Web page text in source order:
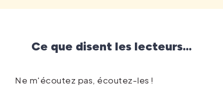
Ce que disent les lecteurs...
Ne m'écoutez pas, écoutez-les !